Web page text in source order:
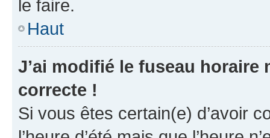
le faire.
Haut
J’ai modifié le fuseau horaire
correcte !
Si vous êtes certain(e) d’avoir